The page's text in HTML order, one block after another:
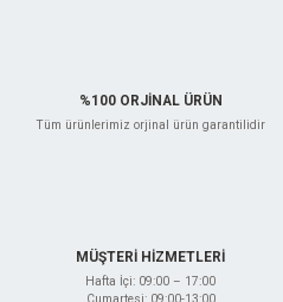
%100 ORJİNAL ÜRÜN
Tüm ürünlerimiz orjinal ürün garantilidir
MÜŞTERİ HİZMETLERİ
Hafta İçi: 09:00 – 17:00
Cumartesi: 09:00-13:00